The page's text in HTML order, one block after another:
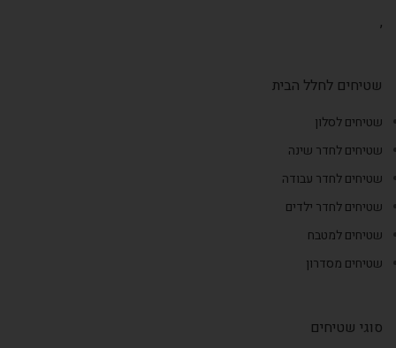
,
שטיחים לחלל הבית
שטיחים לסלון
שטיחים לחדר שינה
שטיחים לחדר עבודה
שטיחים לחדר ילדים
שטיחים למטבח
שטיחים מסדרון
סוגי שטיחים